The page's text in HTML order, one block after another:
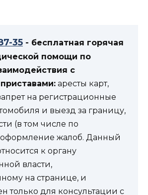
35 - бесплатная горячая
помощи по
с
аресты карт,
на регистрационные
и выезд за границу,
(в том числе по
жалоб. Данный
к органу
власти,
на странице, и
только для консультации с